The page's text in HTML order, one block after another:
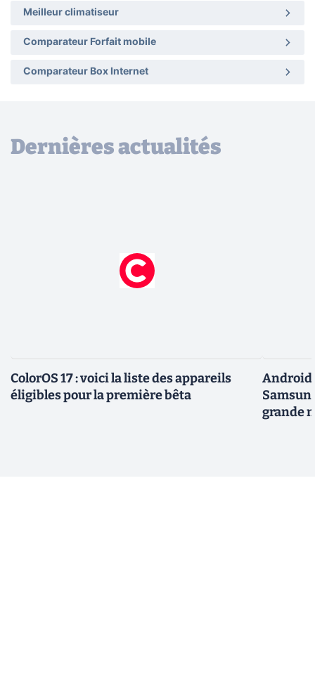
Meilleur climatiseur
Comparateur Forfait mobile
Comparateur Box Internet
Dernières actualités
ColorOS 17 : voici la liste des appareils
éligibles pour la première bêta
Android
grande